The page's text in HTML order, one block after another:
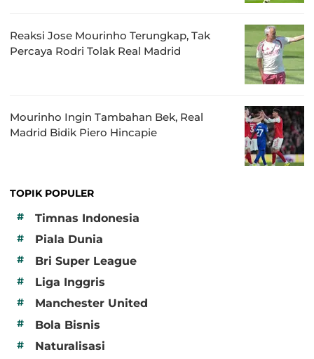
Reaksi Jose Mourinho Terungkap, Tak
Percaya Rodri Tolak Real Madrid
Mourinho Ingin Tambahan Bek, Real
Madrid Bidik Piero Hincapie
TOPIK POPULER
#
Timnas Indonesia
# Piala Dunia
# Bri Super League
# Liga Inggris
# Manchester United
# Bola Bisnis
# Naturalisasi